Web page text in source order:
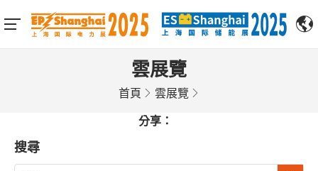
雲展覽
首頁 雲展覽
分享：
搜尋